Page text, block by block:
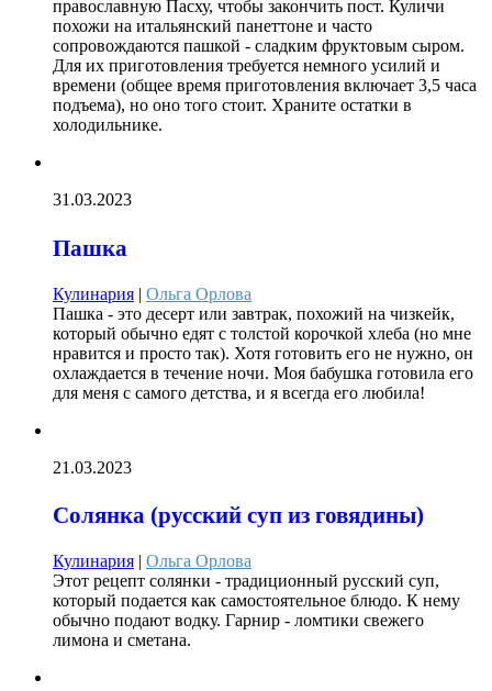
православную Пасху, чтобы закончить пост. Куличи
похожи на итальянский панеттоне и часто
сопровождаются пашкой - сладким фруктовым сыром.
Для их приготовления требуется немного усилий и
времени (общее время приготовления включает 3,5 часа
подъема), но оно того стоит. Храните остатки в
холодильнике.
31.03.2023
Пашка
Кулинария | Ольга Орлова
Пашка - это десерт или завтрак, похожий на чизкейк,
который обычно едят с толстой корочкой хлеба (но мне
нравится и просто так). Хотя готовить его не нужно, он
охлаждается в течение ночи. Моя бабушка готовила его
для меня с самого детства, и я всегда его любила!
21.03.2023
Солянка (русский суп из говядины)
Кулинария | Ольга Орлова
Этот рецепт солянки - традиционный русский суп,
который подается как самостоятельное блюдо. К нему
обычно подают водку. Гарнир - ломтики свежего
лимона и сметана.